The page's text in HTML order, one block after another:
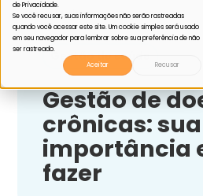
de Privacidade.
Se você recusar, suas informações não serão rastreadas
quando você acessar este site. Um cookie simples será usado
em seu navegador para lembrar sobre sua preferência de não
ser rastreado.
Aceitar
Recusar
Voltar
Gestão de saúde
Gestão de
crônicas: sua
importância
fazer